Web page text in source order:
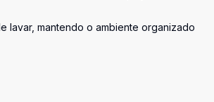
lavar, mantendo o ambiente organizado